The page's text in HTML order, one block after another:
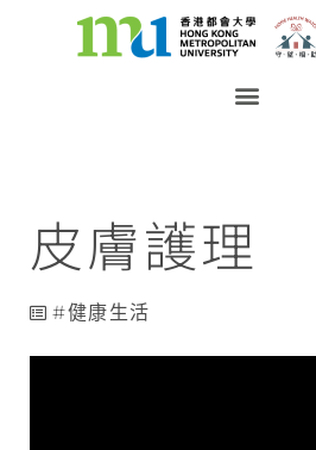
皮膚護理
健康生活